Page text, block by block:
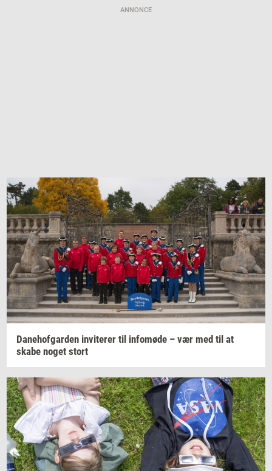
ANNONCE
Da­ne­hof­gar­den in­vi­te­rer til in­fo­mø­de – vær med til at
skabe noget stort